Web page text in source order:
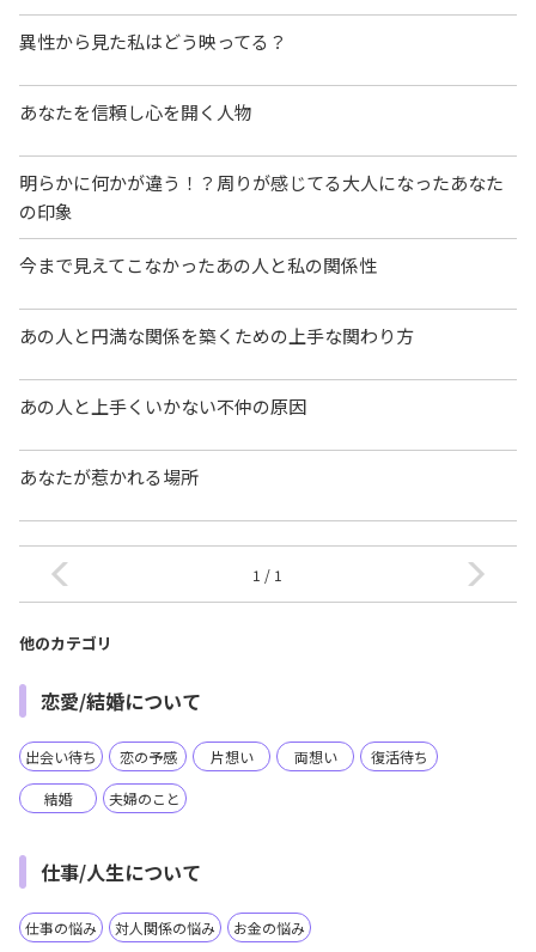
異性から見た私はどう映ってる？
あなたを信頼し心を開く人物
明らかに何かが違う！？周りが感じてる大人になったあなた
の印象
今まで見えてこなかったあの人と私の関係性
あの人と円満な関係を築くための上手な関わり方
あの人と上手くいかない不仲の原因
あなたが惹かれる場所
1 / 1
他のカテゴリ
恋愛/結婚について
出会い待ち 恋の予感 片想い 両想い 復活待ち
結婚 夫婦のこと
仕事/人生について
仕事の悩み 対人関係の悩み お金の悩み